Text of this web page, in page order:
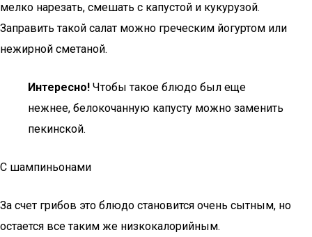
мелко нарезать, смешать с капустой и кукурузой.
Заправить такой салат можно греческим йогуртом или
нежирной сметаной.
Интересно! Чтобы такое блюдо был еще
нежнее, белокочанную капусту можно заменить
пекинской.
С шампиньонами
За счет грибов это блюдо становится очень сытным, но
остается все таким же низкокалорийным.